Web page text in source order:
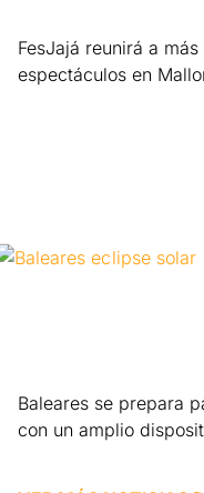
FesJajá reunirá a
espectáculos en
Baleares se prepara
con un amplio